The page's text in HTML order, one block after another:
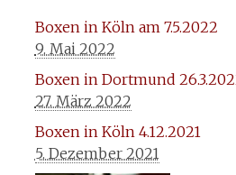
Boxen in Köln am 7.5.2022
9. Mai 2022
Boxen in Dortmund
27. März 2022
Boxen in Köln 4.12.2021
5. Dezember 2021